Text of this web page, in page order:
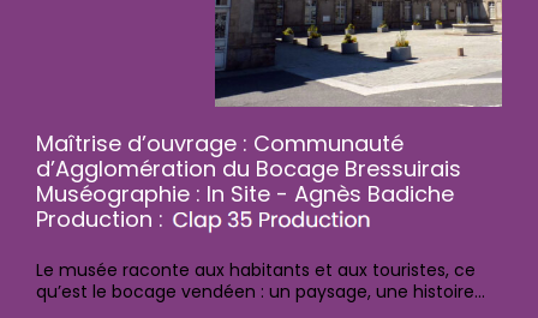
Maîtrise d’ouvrage : Communauté
d’Agglomération du Bocage Bressuirais
Muséographie : In Site - Agnès Badiche
Production :
Le musée raconte aux habitants et aux touristes, ce
qu’est le bocage vendéen : un paysage, une histoire...